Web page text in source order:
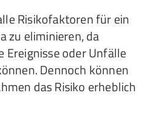
Risikofaktoren für ein
zu eliminieren, da
Ereignisse oder Unfälle
Dennoch können
das Risiko erheblich